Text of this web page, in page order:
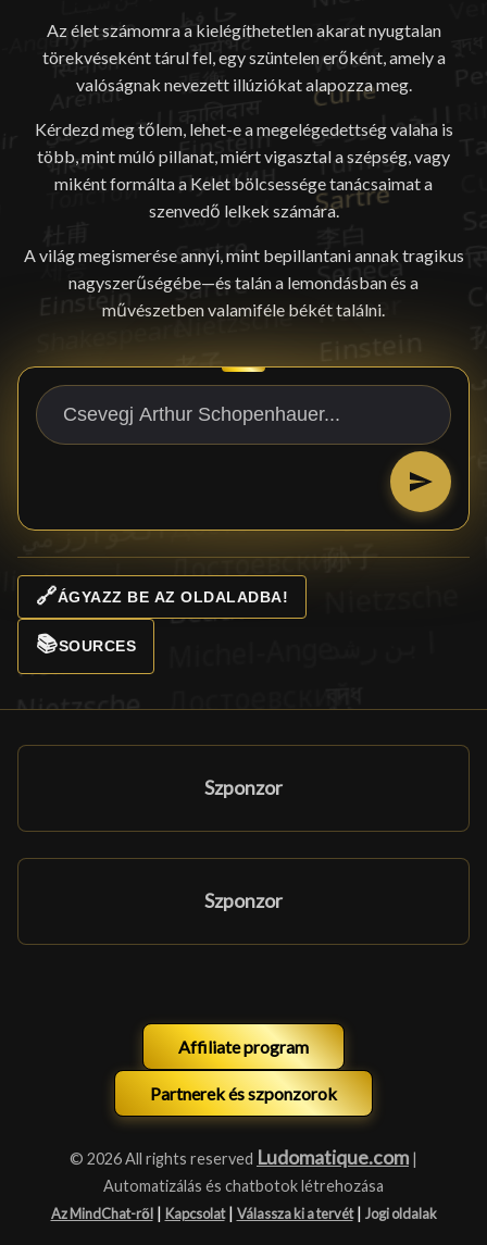
Az élet számomra a kielégíthetetlen akarat nyugtalan
törekvéseként tárul fel, egy szüntelen erőként, amely a
valóságnak nevezett illúziókat alapozza meg.
Kérdezd meg tőlem, lehet-e a megelégedettség valaha is
több, mint múló pillanat, miért vigasztal a szépség, vagy
miként formálta a Kelet bölcsessége tanácsaimat a
szenvedő lelkek számára.
A világ megismerése annyi, mint bepillantani annak tragikus
nagyszerűségébe—és talán a lemondásban és a
művészetben valamiféle békét találni.
🔗ÁGYAZZ BE AZ OLDALADBA!
📚SOURCES
Szponzor
Szponzor
Affiliate program
Partnerek és szponzorok
© 2026 All rights reserved Ludomatique.com |
Automatizálás és chatbotok létrehozása
Az MindChat-ről | Kapcsolat | Válassza ki a tervét | Jogi oldalak